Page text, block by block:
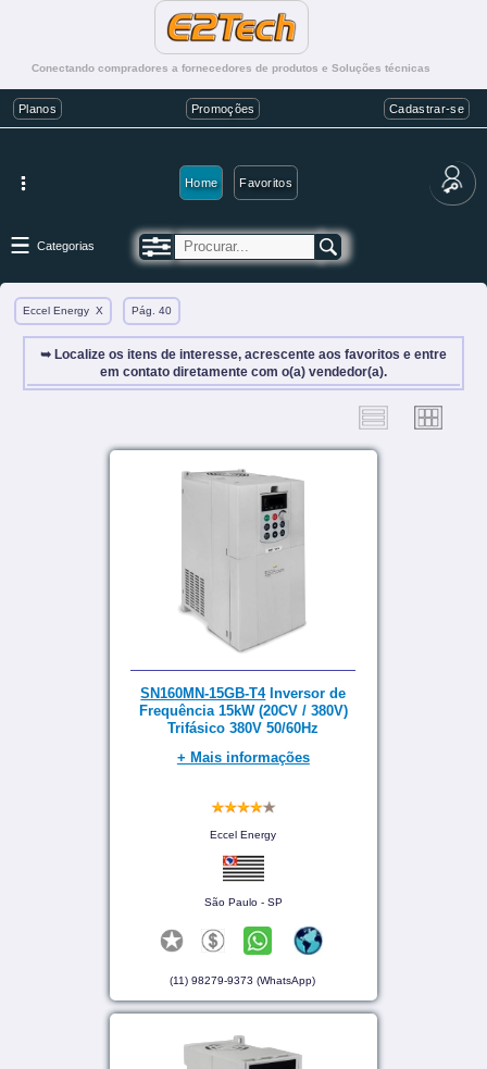
Conectando compradores a fornecedores de produtos e Soluções técnicas
Planos Promoções Cadastrar-se
Home Favoritos
Categorias
Eccel Energy X Pág. 40
➥ Localize os itens de interesse, acrescente aos favoritos e entre
em contato diretamente com o(a) vendedor(a).
SN160MN-15GB-T4Inversor de
Frequência 15kW (20CV / 380V)
Trifásico 380V 50/60Hz
+ Mais informações
Eccel Energy
São Paulo - SP
(11) 98279-9373 (WhatsApp)